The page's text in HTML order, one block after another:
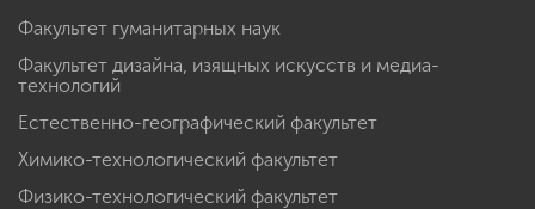
Факультет гуманитарных наук
Факультет дизайна, изящных искусств и медиа-
технологий
Естественно-географический факультет
Химико-технологический факультет
Физико-технологический факультет